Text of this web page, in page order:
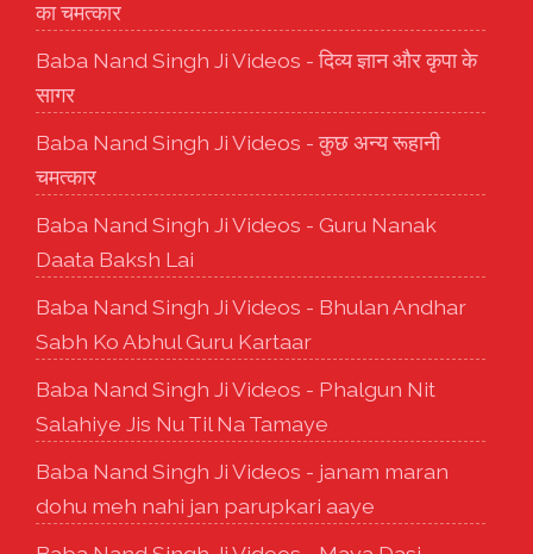
का चमत्कार
Baba Nand Singh Ji Videos - दिव्य ज्ञान और कृपा के
सागर
Baba Nand Singh Ji Videos - कुछ अन्य रूहानी
चमत्कार
Baba Nand Singh Ji Videos - Guru Nanak
Daata Baksh Lai
Baba Nand Singh Ji Videos - Bhulan Andhar
Sabh Ko Abhul Guru Kartaar
Baba Nand Singh Ji Videos - Phalgun Nit
Salahiye Jis Nu Til Na Tamaye
Baba Nand Singh Ji Videos - janam maran
dohu meh nahi jan parupkari aaye